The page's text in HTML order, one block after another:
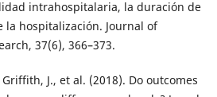
intrahospitalaria, la duración de
la hospitalización. Journal of
37(6), 366–373.
J., et al. (2018). Do outcomes